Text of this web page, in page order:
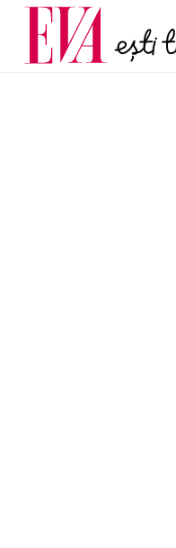
Carieră
Actualitate